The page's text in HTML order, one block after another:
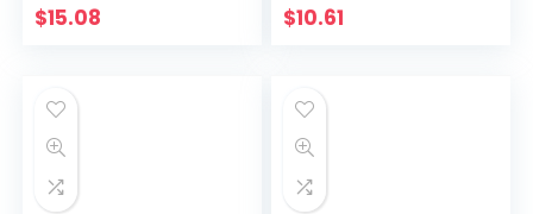
Zwart Heilige Jezus
Decoratie
$15.08
kalender met 30
decoratie
$10.61